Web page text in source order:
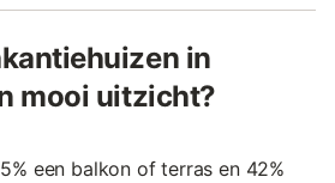
in
mooi uitzicht?
een balkon of terras en 42%